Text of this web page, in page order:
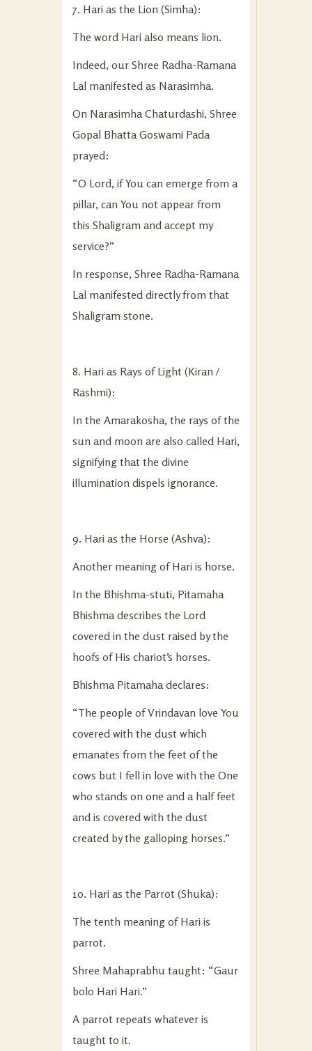
7. Hari as the Lion (Simha):
The word Hari also means lion.
Indeed, our Shree Radha-Ramana
Lal manifested as Narasimha.
On Narasimha Chaturdashi, Shree
Gopal Bhatta Goswami Pada
prayed:
“O Lord, if You can emerge from a
pillar, can You not appear from
this Shaligram and accept my
service?”
In response, Shree Radha-Ramana
Lal manifested directly from that
Shaligram stone.
8. Hari as Rays of Light (Kiran /
Rashmi):
In the Amarakosha, the rays of the
sun and moon are also called Hari,
signifying that the divine
illumination dispels ignorance.
9. Hari as the Horse (Ashva):
Another meaning of Hari is horse.
In the Bhishma-stuti, Pitamaha
Bhishma describes the Lord
covered in the dust raised by the
hoofs of His chariot’s horses.
Bhishma Pitamaha declares:
“The people of Vrindavan love You
covered with the dust which
emanates from the feet of the
cows but I fell in love with the One
who stands on one and a half feet
and is covered with the dust
created by the galloping horses.”
10. Hari as the Parrot (Shuka):
The tenth meaning of Hari is
parrot.
Shree Mahaprabhu taught: “Gaur
bolo Hari Hari.”
A parrot repeats whatever is
taught to it.